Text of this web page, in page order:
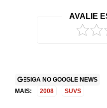
AVALIE
SIGA NO GOOGLE NEWS
MAIS:
2008 SUVS